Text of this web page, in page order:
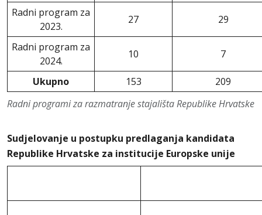
Radni programi za razmatranje stajališta Republike Hrvatske
Radni program za
2023.
27 29
Radni program za
2024.
10 7
Ukupno 153 209
Sudjelovanje u postupku predlaganja kandidata
Republike Hrvatske za institucije Europske unije